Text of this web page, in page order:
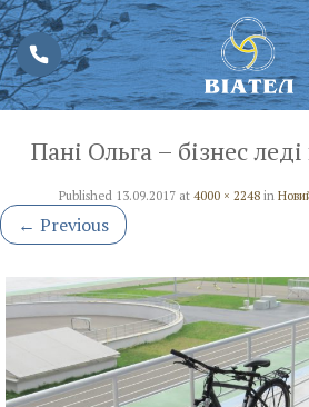
Пані Ольга – бізнес
Published 13.09.2017at 4000 × 2248in
← Previous